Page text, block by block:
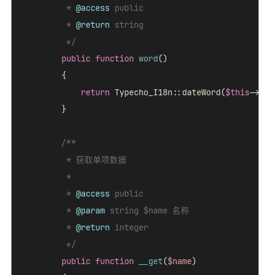
         *
@access public
         *
@return string
         */
public function word()
{
return Typecho_I18n::dateWord($this-
        }
/**
         * 获取单项数据
         *
         *
@access public
         *
@param string $name 名称
         *
@return integer
         */
public function __get($name)